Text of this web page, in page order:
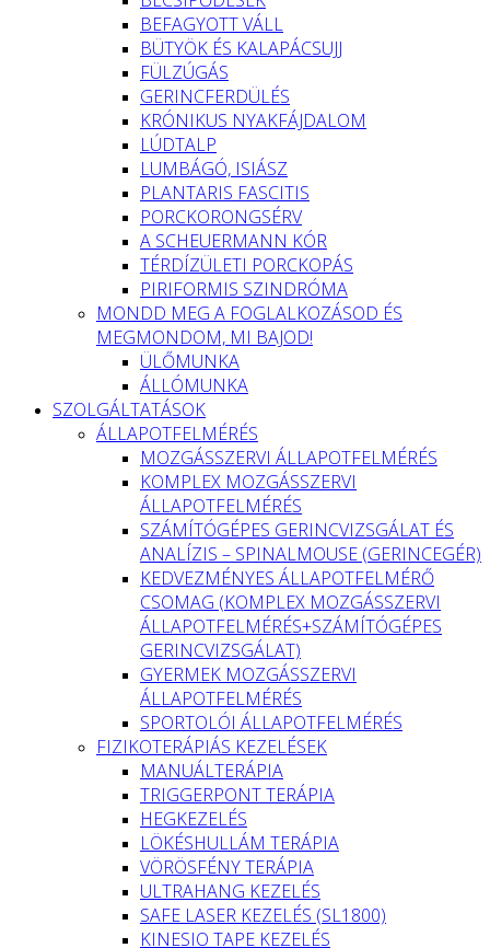
BEFAGYOTT VÁLL
BÜTYÖK ÉS KALAPÁCSUJJ
FÜLZÚGÁS
GERINCFERDÜLÉS
KRÓNIKUS NYAKFÁJDALOM
LÚDTALP
LUMBÁGÓ, ISIÁSZ
PLANTARIS FASCITIS
PORCKORONGSÉRV
A SCHEUERMANN KÓR
TÉRDÍZÜLETI PORCKOPÁS
PIRIFORMIS SZINDRÓMA
MONDD MEG A FOGLALKOZÁSOD ÉS
MEGMONDOM, MI BAJOD!
ÜLŐMUNKA
ÁLLÓMUNKA
SZOLGÁLTATÁSOK
ÁLLAPOTFELMÉRÉS
MOZGÁSSZERVI ÁLLAPOTFELMÉRÉS
KOMPLEX MOZGÁSSZERVI
ÁLLAPOTFELMÉRÉS
SZÁMÍTÓGÉPES GERINCVIZSGÁLAT ÉS
ANALÍZIS – SPINALMOUSE (GERINCEGÉR)
KEDVEZMÉNYES ÁLLAPOTFELMÉRŐ
CSOMAG (KOMPLEX MOZGÁSSZERVI
ÁLLAPOTFELMÉRÉS+SZÁMÍTÓGÉPES
GERINCVIZSGÁLAT)
GYERMEK MOZGÁSSZERVI
ÁLLAPOTFELMÉRÉS
SPORTOLÓI ÁLLAPOTFELMÉRÉS
FIZIKOTERÁPIÁS KEZELÉSEK
MANUÁLTERÁPIA
TRIGGERPONT TERÁPIA
HEGKEZELÉS
LÖKÉSHULLÁM TERÁPIA
VÖRÖSFÉNY TERÁPIA
ULTRAHANG KEZELÉS
SAFE LASER KEZELÉS (SL1800)
KINESIO TAPE KEZELÉS